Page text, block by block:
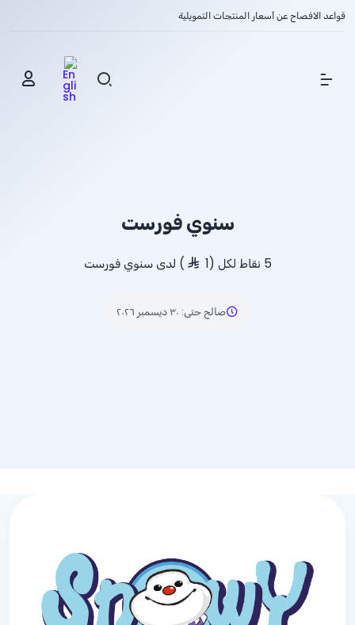
قواعد الافصاح عن أسعار المنتجات التمويلية
Show Menu
سنوي فورست
5 نقاط لكل (1 ) لدى سنوي فورست
صالح حتى: ٣٠ ديسمبر ٢٠٢٦